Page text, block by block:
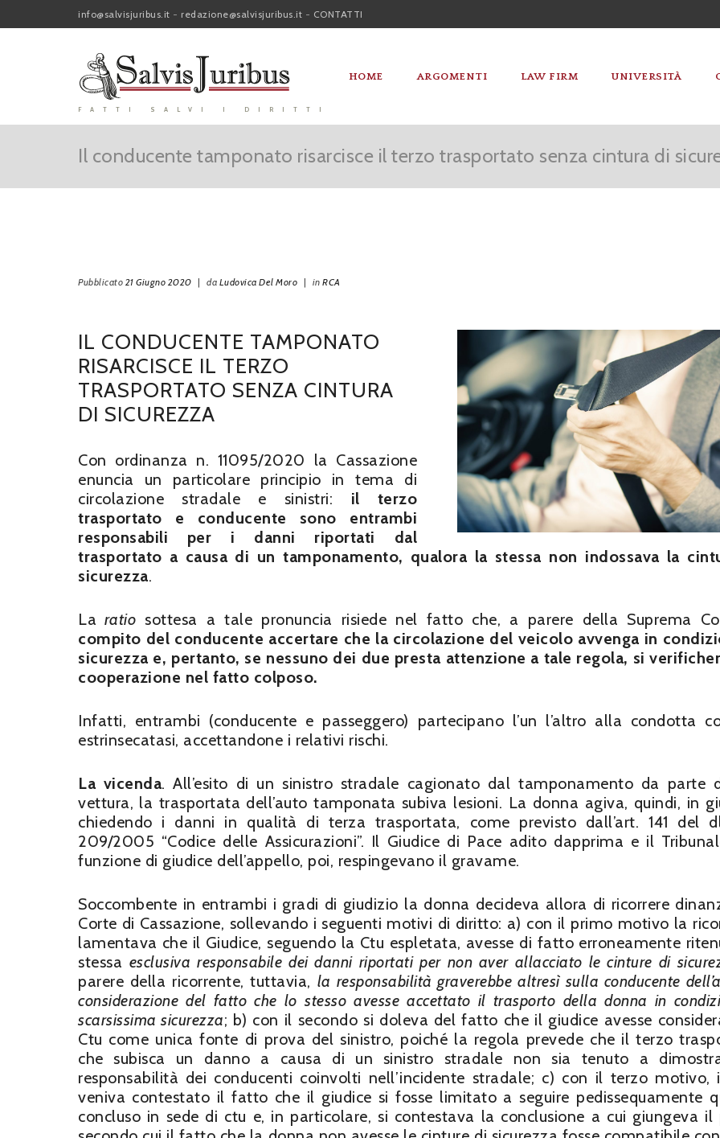
info@salvisjuribus.it - redazione@salvisjuribus.it - CONTATTI
FATTI SALVI I DIRITTI
HOME ARGOMENTI LAW FIRM UNIVERSITÀ
Il conducente tamponato risarcisce il terzo trasportato senza cintura di
Pubblicato 21 Giugno 2020 | da Ludovica Del Moro | in RCA
IL CONDUCENTE TAMPONATO
RISARCISCE IL TERZO
TRASPORTATO SENZA CINTURA
DI SICUREZZA
Con ordinanza n. 11095/2020 la Cassazione
enuncia un particolare principio in tema di
circolazione stradale e sinistri: il terzo
trasportato e conducente sono entrambi
responsabili per i danni riportati dal
trasportato a causa di un tamponamento, qualora la stessa non indossava la
sicurezza.
La ratio sottesa a tale pronuncia risiede nel fatto che, a parere della Suprema
compito del conducente accertare che la circolazione del veicolo avvenga in
sicurezza e, pertanto, se nessuno dei due presta attenzione a tale regola, si
cooperazione nel fatto colposo.
Infatti, entrambi (conducente e passeggero) partecipano l’un l’altro alla condotta
estrinsecatasi, accettandone i relativi rischi.
La vicenda. All’esito di un sinistro stradale cagionato dal tamponamento da parte
vettura, la trasportata dell’auto tamponata subiva lesioni. La donna agiva, quindi, in
chiedendo i danni in qualità di terza trasportata, come previsto dall’art. 141 del
209/2005 “Codice delle Assicurazioni”. Il Giudice di Pace adito dapprima e il
funzione di giudice dell’appello, poi, respingevano il gravame.
Soccombente in entrambi i gradi di giudizio la donna decideva allora di ricorrere
Corte di Cassazione, sollevando i seguenti motivi di diritto: a) con il primo motivo la
lamentava che il Giudice, seguendo la Ctu espletata, avesse di fatto erroneamente
stessa esclusiva responsabile dei danni riportati per non aver allacciato le cinture di
parere della ricorrente, tuttavia, la responsabilità graverebbe altresì sulla conducente
considerazione del fatto che lo stesso avesse accettato il trasporto della donna in
scarsissima sicurezza; b) con il secondo si doleva del fatto che il giudice avesse
Ctu come unica fonte di prova del sinistro, poiché la regola prevede che il terzo
che subisca un danno a causa di un sinistro stradale non sia tenuto a
responsabilità dei conducenti coinvolti nell’incidente stradale; c) con il terzo motivo,
veniva contestato il fatto che il giudice si fosse limitato a seguire pedissequamente
concluso in sede di ctu e, in particolare, si contestava la conclusione a cui giungeva il